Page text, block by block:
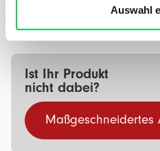
Auswahl
Ist Ihr Produkt
nicht dabei?
Maßgeschneidertes